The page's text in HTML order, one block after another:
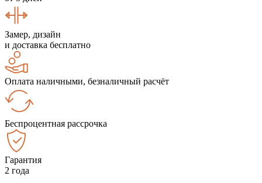
Замер, дизайн
и доставка бесплатно
Оплата наличными, безналичный расчёт
Беспроцентная рассрочка
Гарантия
2 года